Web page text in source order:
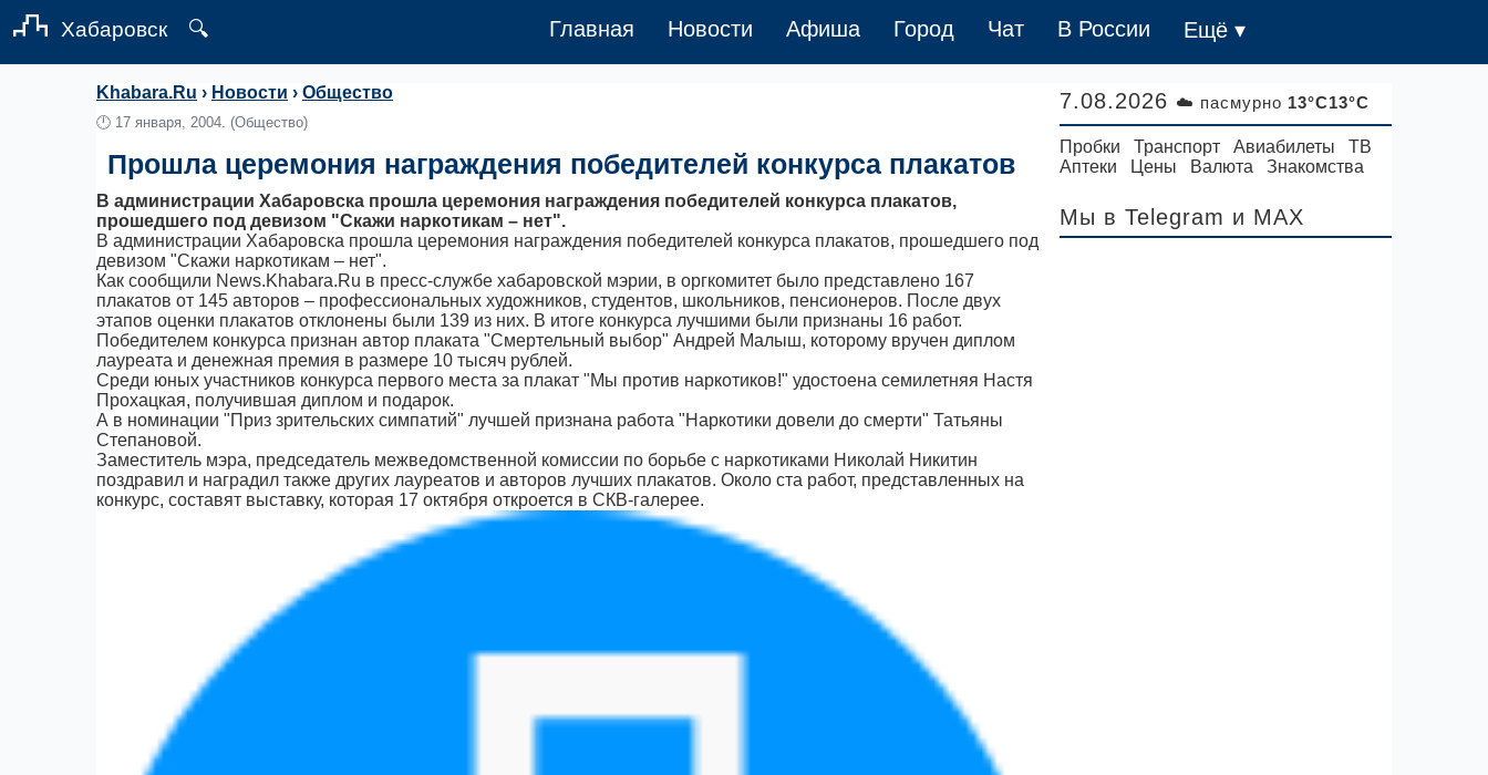
Хабаровск 🔍 Главная Новости Афиша Город Чат В России Ещё ▾
Khabara.Ru › Новости › Общество
🕛 17 января, 2004. (Общество)
Прошла церемония награждения победителей конкурса плакатов
В администрации Хабаровска прошла церемония награждения победителей конкурса плакатов,
прошедшего под девизом "Скажи наркотикам – нет".
В администрации Хабаровска прошла церемония награждения победителей конкурса плакатов, прошедшего под
девизом "Скажи наркотикам – нет".
Как сообщили News.Khabara.Ru в пресс-службе хабаровской мэрии, в оргкомитет было представлено 167
плакатов от 145 авторов – профессиональных художников, студентов, школьников, пенсионеров. После двух
этапов оценки плакатов отклонены были 139 из них. В итоге конкурса лучшими были признаны 16 работ.
Победителем конкурса признан автор плаката "Смертельный выбор" Андрей Малыш, которому вручен диплом
лауреата и денежная премия в размере 10 тысяч рублей.
Среди юных участников конкурса первого места за плакат "Мы против наркотиков!" удостоена семилетняя Настя
Прохацкая, получившая диплом и подарок.
А в номинации "Приз зрительских симпатий" лучшей признана работа "Наркотики довели до смерти" Татьяны
Степановой.
Заместитель мэра, председатель межведомственной комиссии по борьбе с наркотиками Николай Никитин
поздравил и наградил также других лауреатов и авторов лучших плакатов. Около ста работ, представленных на
конкурс, составят выставку, которая 17 октября откроется в СКВ-галерее.
7.08.2026 ☁️ пасмурно 13°C13°C
Пробки Транспорт Авиабилеты
ТВ
Аптеки
Цены Валюта Знакомства
Мы в Telegram и MAX